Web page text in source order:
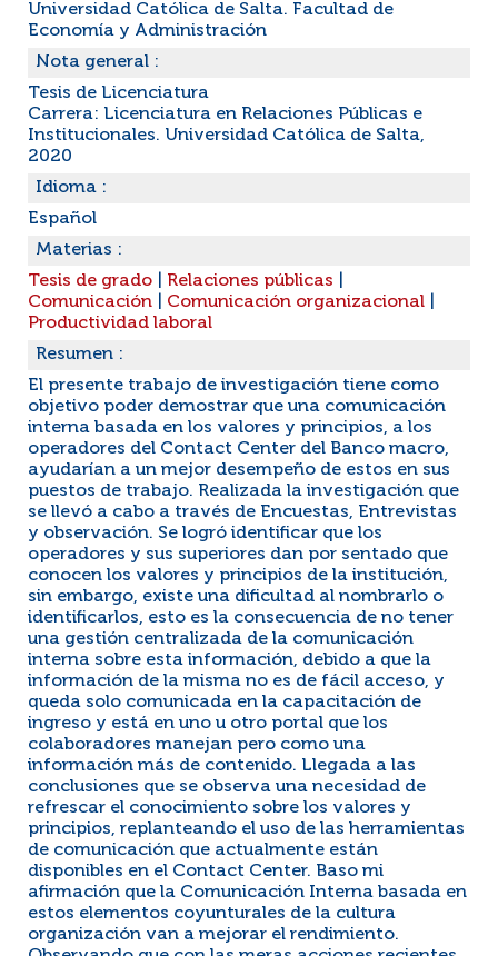
Universidad Católica de Salta. Facultad de
Economía y Administración
Nota general :
Tesis de Licenciatura
Carrera: Licenciatura en Relaciones Públicas e
Institucionales. Universidad Católica de Salta,
2020
Idioma :
Español
Materias :
Tesis de grado
Relaciones públicas
Comunicación
Comunicación organizacional
Productividad laboral
Resumen :
El presente trabajo de investigación tiene como
objetivo poder demostrar que una comunicación
interna basada en los valores y principios, a los
operadores del Contact Center del Banco macro,
ayudarían a un mejor desempeño de estos en sus
puestos de trabajo. Realizada la investigación que
se llevó a cabo a través de Encuestas, Entrevistas
y observación. Se logró identificar que los
operadores y sus superiores dan por sentado que
conocen los valores y principios de la institución,
sin embargo, existe una dificultad al nombrarlo o
identificarlos, esto es la consecuencia de no tener
una gestión centralizada de la comunicación
interna sobre esta información, debido a que la
información de la misma no es de fácil acceso, y
queda solo comunicada en la capacitación de
ingreso y está en uno u otro portal que los
colaboradores manejan pero como una
información más de contenido. Llegada a las
conclusiones que se observa una necesidad de
refrescar el conocimiento sobre los valores y
principios, replanteando el uso de las herramientas
de comunicación que actualmente están
disponibles en el Contact Center. Baso mi
afirmación que la Comunicación Interna basada en
estos elementos coyunturales de la cultura
organización van a mejorar el rendimiento.